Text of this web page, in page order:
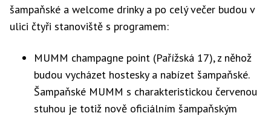
šampaňské a welcome drinky a po celý večer budou v
ulici čtyři stanoviště s programem:
MUMM champagne point (Pařížská 17), z něhož
budou vycházet hostesky a nabízet šampaňské.
Šampaňské MUMM s charakteristickou červenou
stuhou je totiž nově oficiálním šampaňským